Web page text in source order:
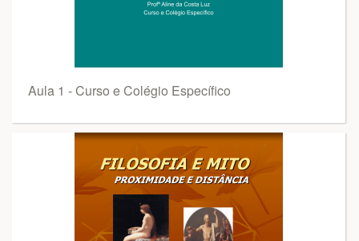
Aula 1 - Curso e Colégio Específico